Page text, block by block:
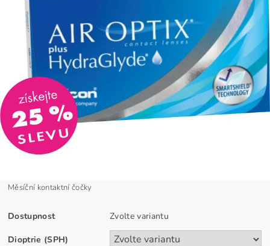
Měsíční kontaktní čočky
Dostupnost Zvolte variantu
Dioptrie (SPH)